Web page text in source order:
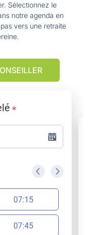
Sélectionnez le
notre agenda en
vers une retraite